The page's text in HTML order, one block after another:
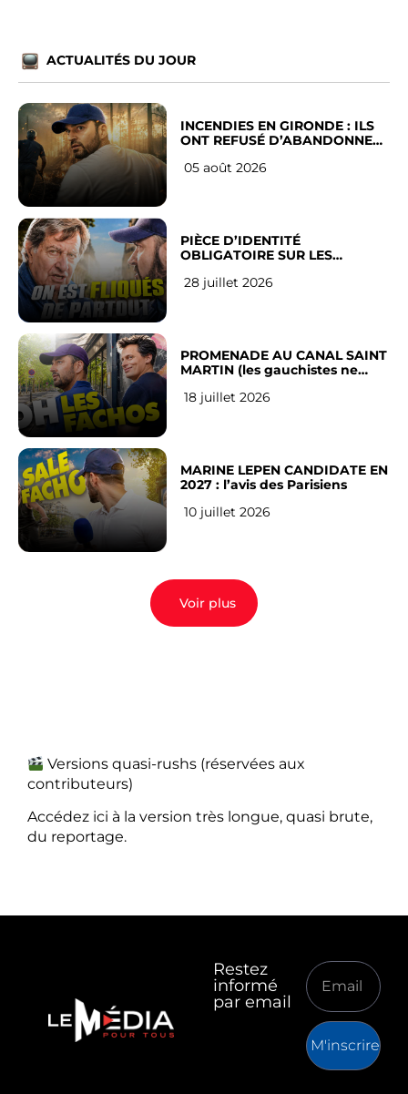
ACTUALITÉS DU JOUR
INCENDIES EN GIRONDE : ILS
ONT REFUSÉ D’ABANDONNER
05 août 2026
PIÈCE D’IDENTITÉ
OBLIGATOIRE SUR LES
Français
28 juillet 2026
PROMENADE AU CANAL SAINT
MARTIN (les gauchistes ne
18 juillet 2026
MARINE LEPEN CANDIDATE EN
2027 : l’avis des Parisiens
10 juillet 2026
Voir plus
Versions quasi-rushs (réservées aux
contributeurs)
Accédez ici à la version très longue, quasi brute,
du reportage.
Restez
informé
par email
M'inscrire